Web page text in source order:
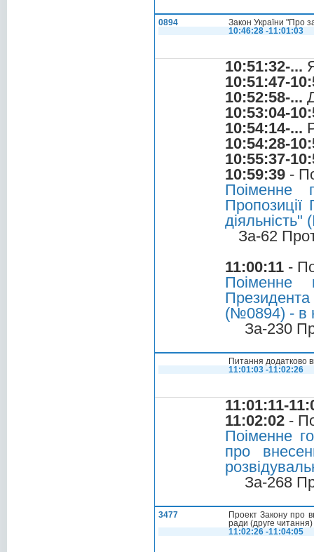
0894
Закон України "Про
10:46:28 -11:01:03
10:51:32-...
10:51:47-
10:52:58-...
10:53:04-
10:54:14-...
10:54:28-
10:55:37-
10:59:39 -
Поіменне
За-62
11:00:11 -
Поіменне
(№0894) - в
За-230
Питання додатково
11:01:03 -11:02:26
11:01:11-
11:02:02 -
Поіменне
про
За-268
3477
Проект Закону про
ради (друге читання)
11:02:26 -11:04:05